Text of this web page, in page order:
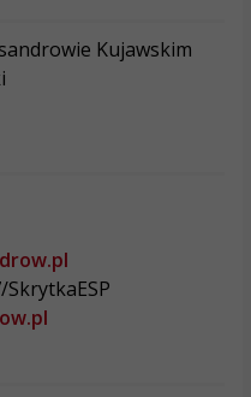
Kujawskim